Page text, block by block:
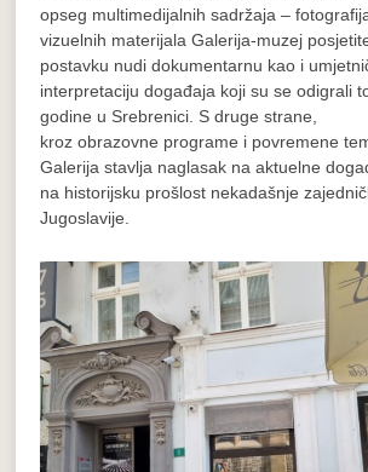
opseg multimedijalnih sadržaja –
vizuelnih materijala Galerija-muzej
postavku nudi dokumentarnu kao i
interpretaciju događaja koji su se odigrali
godine u Srebrenici. S druge strane,
kroz obrazovne programe i povremene
Galerija stavlja naglasak na aktuelne
na historijsku prošlost nekadašnje
Jugoslavije.